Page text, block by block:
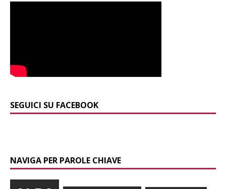
SEGUICI SU FACEBOOK
NAVIGA PER PAROLE CHIAVE